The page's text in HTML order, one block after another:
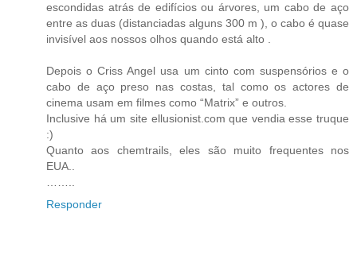
escondidas atrás de edifícios ou árvores, um cabo de aço
entre as duas (distanciadas alguns 300 m ), o cabo é quase
invisível aos nossos olhos quando está alto .
Depois o Criss Angel usa um cinto com suspensórios e o
cabo de aço preso nas costas, tal como os actores de
cinema usam em filmes como “Matrix” e outros.
Inclusive há um site ellusionist.com que vendia esse truque
:)
Quanto aos chemtrails, eles são muito frequentes nos
EUA..
Responder